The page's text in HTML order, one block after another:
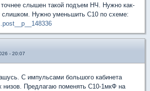
слышен такой подъем НЧ. Нужно как-
слишком. Нужно уменьшить C10 по схеме:
- 20:07
С импульсами большого кабинета
низов. Предлагаю поменять С10-1мкФ на